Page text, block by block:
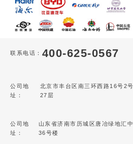
联系电话： 400-625-0567
公司地
址：
北京市丰台区南三环西路16号2
27层
公司地
址：
山东省济南市历城区唐冶绿地汇
36号楼